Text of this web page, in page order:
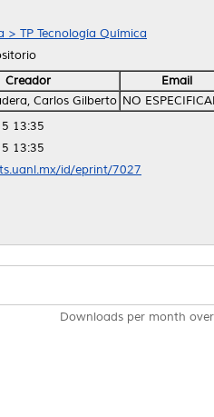
> TP Tecnología Química
Creador
Email
Carlos Gilberto NO
13:35
13:35
id/eprint/7027
Downloads per month